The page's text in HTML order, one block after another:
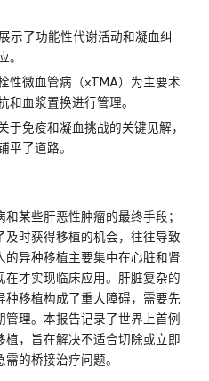
示了功能性代谢活动和凝血纠
性微血管病（xTMA）为主要术
和血浆置换进行管理。
于免疫和凝血挑战的关键见解，
平了道路。
某些肝恶性肿瘤的最终手段；
时获得移植的机会，往往导致
异种移植主要集中在心脏和肾
才实现临床应用。肝脏复杂的
移植构成了重大障碍，需要先
理。本报告记录了世界上首例
，旨在解决不适合切除或立即
的桥接治疗问题。